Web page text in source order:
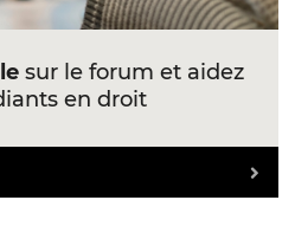
sur le forum et aidez
en droit